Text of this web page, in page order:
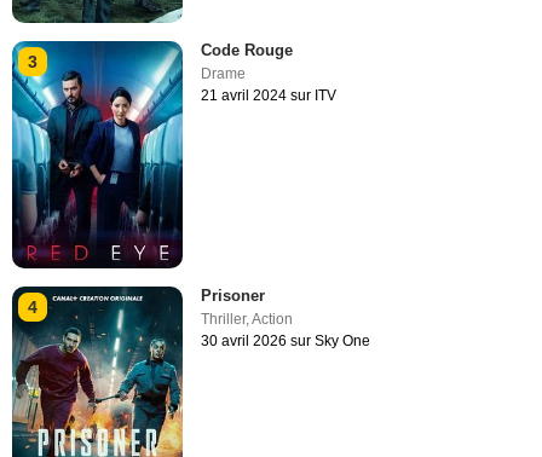
3
Code Rouge
Drame
21 avril 2024 sur ITV
4
Prisoner
Thriller,Action
30 avril 2026 sur Sky One